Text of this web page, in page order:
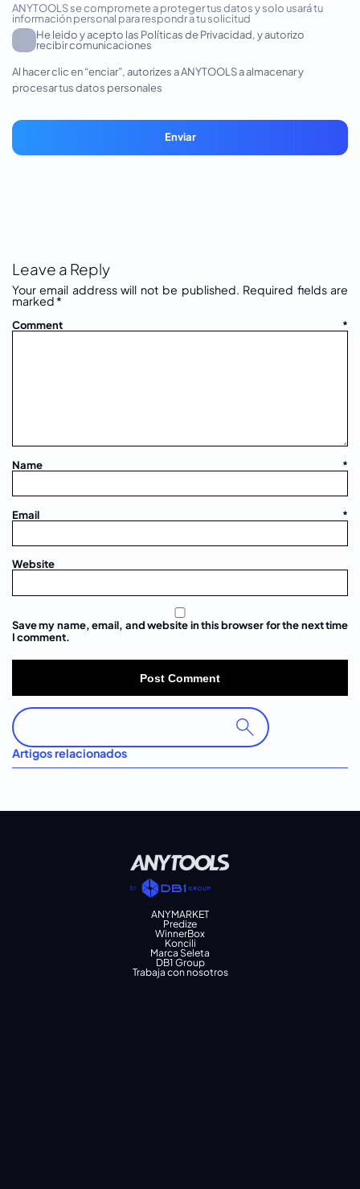
ANYTOOLS se compromete a proteger tus datos y solo usará tu
información personal para respondr a tu solicitud
He leido y acepto las Políticas de Privacidad, y autorizo
recibir comunicaciones
Al hacer clic en “enciar”, autorizes a ANYTOOLS a almacenar y
procesar tus datos personales
Enviar
Leave a Reply
Your email address will not be published. Required fields are
marked*
Comment *
Name *
Email *
Website
Save my name, email, and website in this browser for the next time
I comment.
Buscar
Artigos relacionados
ANYMARKET
Predize
WinnerBox
Koncili
Marca Seleta
DB1 Group
Trabaja con nosotros